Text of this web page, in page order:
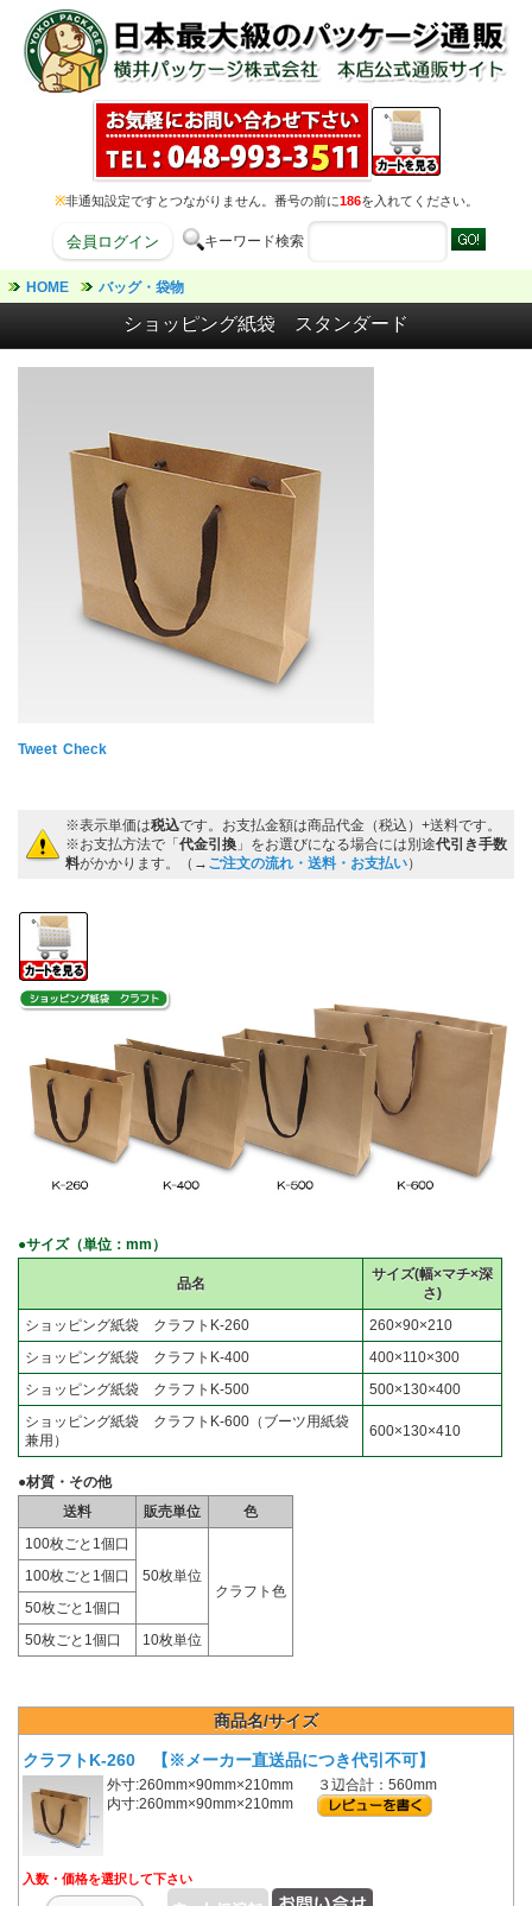
※非通知設定ですとつながりません。番号の前に186を入れてください。
会員ログイン キーワード検索
HOME バッグ・袋物
ショッピング紙袋 スタンダード
Tweet Check
※表示単価は税込です。お支払金額は商品代金（税込）+送料です。
※お支払方法で「代金引換 」をお選びになる場合には別途代引き手数
料がかかります。（→ ご注文の流れ・送料・お支払い）
●サイズ（単位：mm）
品名
サイズ(幅×マチ×深
さ)
ショッピング紙袋 クラフトK-260
260×90×210
ショッピング紙袋 クラフトK-400
400×110×300
ショッピング紙袋 クラフトK-500
500×130×400
ショッピング紙袋 クラフトK-600（ブーツ用紙袋
兼用）
600×130×410
●材質・その他
送料
販売単位
色
100枚ごと1個口
50枚単位
クラフト色
100枚ごと1個口
50枚ごと1個口
50枚ごと1個口
10枚単位
商品名/サイズ
クラフトK-260 【※メーカー直送品につき代引不可】
外寸:260mm×90mm×210mm
内寸:260mm×90mm×210mm
３辺合計：560mm
入数・価格を選択して下さい